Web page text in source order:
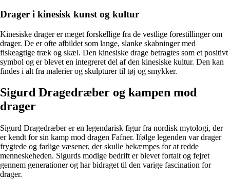
Drager i kinesisk kunst og kultur
Kinesiske drager er meget forskellige fra de vestlige forestillinger om
drager. De er ofte afbildet som lange, slanke skabninger med
fiskeagtige træk og skæl. Den kinesiske drage betragtes som et positivt
symbol og er blevet en integreret del af den kinesiske kultur. Den kan
findes i alt fra malerier og skulpturer til tøj og smykker.
Sigurd Dragedræber og kampen mod
drager
Sigurd Dragedræber er en legendarisk figur fra nordisk mytologi, der
er kendt for sin kamp mod dragen Fafner. Ifølge legenden var drager
frygtede og farlige væsener, der skulle bekæmpes for at redde
menneskeheden. Sigurds modige bedrift er blevet fortalt og fejret
gennem generationer og har bidraget til den varige fascination for
drager.